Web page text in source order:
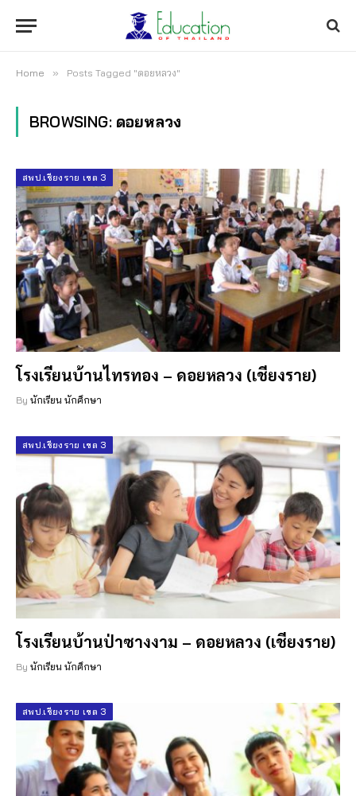
Home » Posts Tagged "ดอยหลวง"
BROWSING: ดอยหลวง
สพป.เชียงราย เขต 3
โรงเรียนบ้านไทรทอง – ดอยหลวง (เชียงราย)
By นักเรียน นักศึกษา
สพป.เชียงราย เขต 3
โรงเรียนบ้านป่าซางงาม – ดอยหลวง (เชียงราย)
By นักเรียน นักศึกษา
สพป.เชียงราย เขต 3